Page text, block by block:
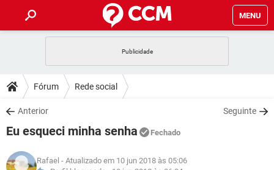
MENU
CELULAR
OUTLOOK
INSTAGRAM GMAIL
GUIA DE COMPRAS
DICAS
JOGOS
INSTAGRAM GMAIL
DOWNLOADS
JOGOS WHATSAPP
CELULAR
JOGOS WHATSAPP
Fórum Rede social
Anterior Seguinte
Eu esqueci minha senha Fechado
Rafael - Atualizado em 10 jun 2018 às 05:06